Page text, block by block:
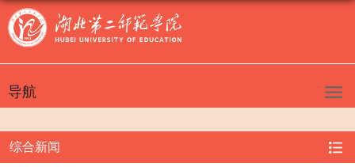
导航
综合新闻